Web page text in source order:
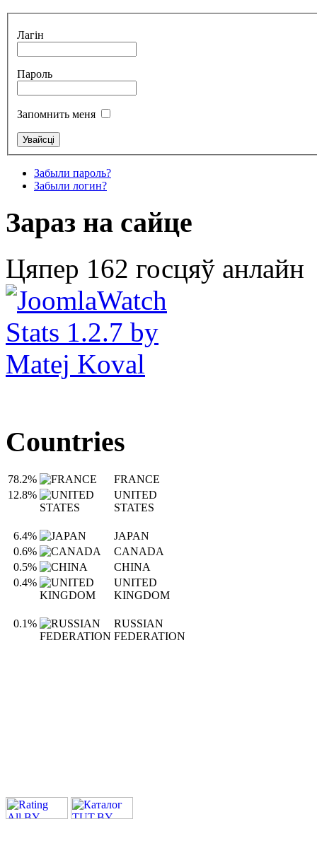
Лагін
Пароль
Запомнить меня
Забыли пароль?
Забыли логин?
Зараз на сайце
Цяпер 162 госцяў анлайн
Countries
78.2%
FRANCE
12.8%
UNITED
STATES
6.4%
JAPAN
0.6%
CANADA
0.5%
CHINA
0.4%
UNITED
KINGDOM
0.1%
RUSSIAN
FEDERATION